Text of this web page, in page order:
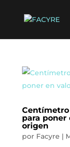
Centímetro
para poner
origen
por Facyre |